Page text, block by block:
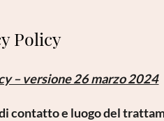
immagini
Richiesta
Policy
– versione 26 marzo 2024
contatto e luogo del